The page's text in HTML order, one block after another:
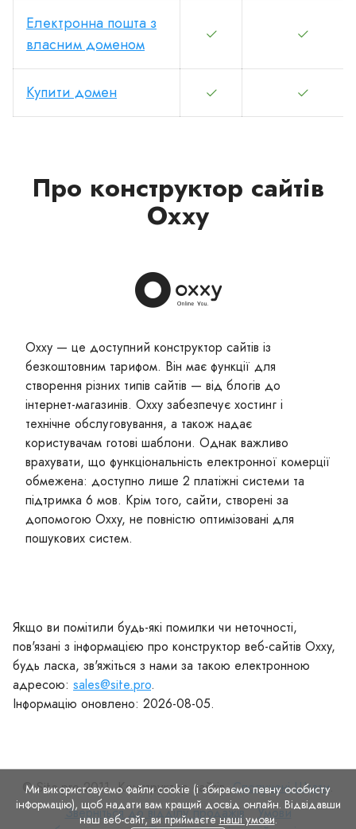
Електронна пошта з
власним доменом
Купити домен
Про конструктор сайтів
Oxxy
Oxxy — це доступний конструктор сайтів із
безкоштовним тарифом. Він має функції для
створення різних типів сайтів — від блогів до
інтернет-магазинів. Oxxy забезпечує хостинг і
технічне обслуговування, а також надає
користувачам готові шаблони. Однак важливо
врахувати, що функціональність електронної комерції
обмежена: доступно лише 2 платіжні системи та
підтримка 6 мов. Крім того, сайти, створені за
допомогою Oxxy, не повністю оптимізовані для
пошукових систем.
Якщо ви помітили будь-які помилки чи неточності,
пов'язані з інформацією про конструктор веб-сайтів Oxxy,
будь ласка, зв'яжіться з нами за такою електронною
адресою: sales@site.pro.
Інформацію оновлено: 2026-08-05.
© Site.pro 2011. Конструктор сайтів.Сполучені Штати.
Зверніться
Зверніться до відділу продажів
Умови
Умови
Ми використовуємо файли cookie (і збираємо певну особисту
інформацію), щоб надати вам кращий досвід онлайн. Відвідавши
наш веб-сайт, ви приймаєте наші умови.